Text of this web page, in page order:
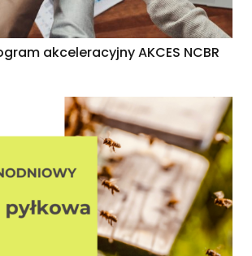
akceleracyjny AKCES NCBR